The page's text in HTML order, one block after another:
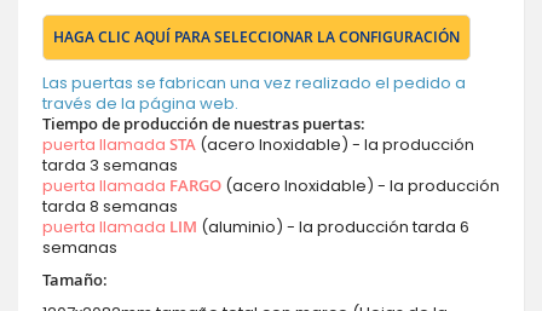
HAGA CLIC AQUÍ PARA SELECCIONAR LA CONFIGURACIÓN
Las puertas se fabrican una vez realizado el pedido a
través de la página web.
Tiempo de producción de nuestras puertas:
puerta llamada STA (acero Inoxidable) - la producción
tarda 3 semanas
puerta llamada FARGO (acero Inoxidable) - la producción
tarda 8 semanas
puerta llamada LIM (aluminio) - la producción tarda 6
semanas
Tamaño: